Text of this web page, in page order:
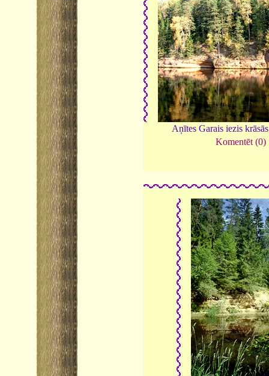
Aņītes Garais iezis
Komentēt (0)